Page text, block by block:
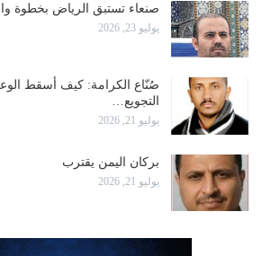
صنعاء تستبق الرياض بخطوة
يوليو 23, 2026
صُنّاع الكرامة: كيف أسقط
التجويع…
يوليو 21, 2026
بركان اليمن يقترب
يوليو 21, 2026